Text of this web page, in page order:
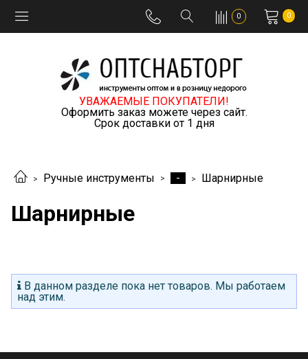
0 0
УВАЖАЕМЫЕ ПОКУПАТЕЛИ!
Оформить заказ можете через сайт.
Срок доставки от 1 дня
Ручные инструменты - Шарнирные
Шарнирные
В данном разделе пока нет товаров. Мы работаем
над этим.